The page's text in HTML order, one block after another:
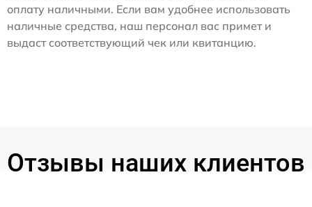
оплату наличными. Если вам удобнее использовать
наличные средства, наш персонал вас примет и
выдаст соответствующий чек или квитанцию.
Отзывы наших клиентов